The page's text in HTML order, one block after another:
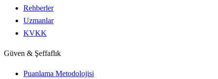
Rehberler
Uzmanlar
KVKK
Güven & Şeffaflık
Puanlama Metodolojisi